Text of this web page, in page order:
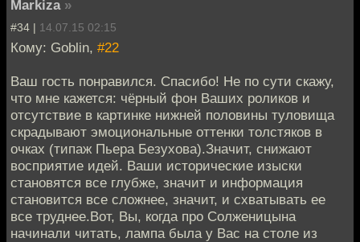
Markiza »
#34 | 14.07.15 02:15
Кому: Goblin, #22
Ваш гость понравился. Спасибо! Не по сути скажу,
что мне кажется: чёрный фон Ваших роликов и
отсутствие в картинке нижней половины туловища
скрадывают эмоциональные оттенки толстяков в
очках (типаж Пьера Безухова).Значит, снижают
восприятие идей. Ваши исторические изыски
становятся все глубже, значит и информация
становится все сложнее, значит, и схватывать ее
все труднее.Вот, Вы, когда про Солженицына
начинали читать, лампа была у Вас на столе из